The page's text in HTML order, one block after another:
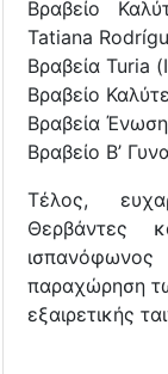
Βραβείο
Tatiana
Βραβεία Turia
Βραβείο
Βραβεία
Βραβείο Β’
Τέλος,
Θερβάντες
παραχώρηση
εξαιρετικής